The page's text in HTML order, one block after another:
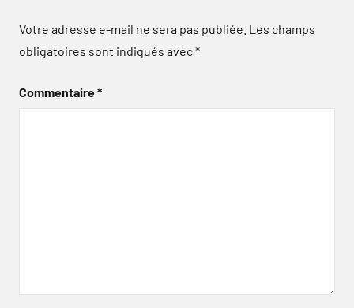
Votre adresse e-mail ne sera pas publiée. Les champs
obligatoires sont indiqués avec*
Commentaire*